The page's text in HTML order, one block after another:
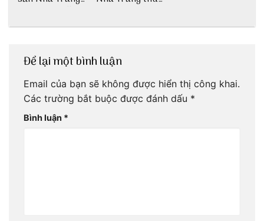
không lo chặt
Để lại một bình luận
Email của bạn sẽ không được hiển thị công khai.
Các trường bắt buộc được đánh dấu *
Bình luận *